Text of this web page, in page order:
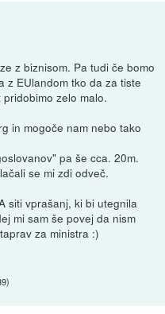
z biznisom. Pa tudi če bomo
z EUlandom tko da za tiste
zelo malo.
in mogoče nam nebo tako
pa še cca. 20m.
se mi zdi odveč.
siti vprašanj, ki bi utegnila
mi sam še povej da nism
za ministra :)
)